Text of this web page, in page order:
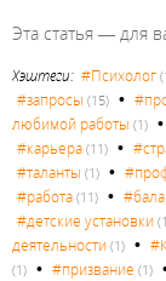
Эта статья — для
Хэштеги: #Психолог
#запросы (15) •
любимой работы (1) •
#карьера (11) •
#таланты (1) •
#работа (11) •
#детские установки
деятельности (1) •
(1) • #призвание (1)